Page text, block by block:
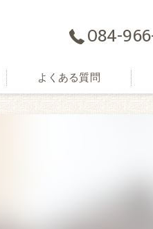
084-
よくある質問